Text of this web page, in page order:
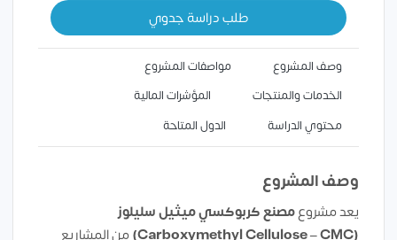
طلب دراسة جدوي
وصف المشروع
مواصفات المشروع
الخدمات والمنتجات
المؤشرات المالية
محتوي الدراسة
الدول المتاحة
وصف المشروع
يعد مشروعمصنع كربوكسي ميثيل سليلوز
(Carboxymethyl Cellulose – CMC)
من المشاريع